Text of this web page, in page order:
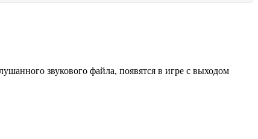
звукового файла, появятся в игре с выходом